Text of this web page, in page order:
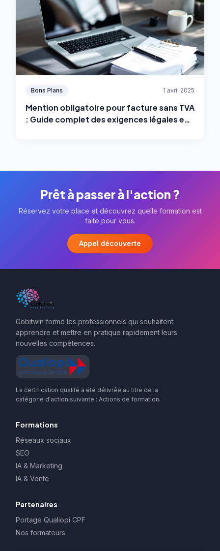
Bons Plans 1 avril 2025
Mention obligatoire pour facture sans TVA
: Guide complet des exigences légales en
Prêt à passer à l'action ?
Réservez votre place et découvrez quelle formation est
faite pour vous.
Appel découverte
Gobitwin forme les professionnels qui souhaitent
apprendre et mettre en pratique rapidement leurs
nouvelles compétences.
La certification qualité a été délivrée au titre de la
catégorie d'action suivante : Actions de formation.
Formations
Réseaux sociaux
SEO
IA & Marketing
IA & Vente
Partenaires
Portage Qualiopi CPF
Nos formateurs